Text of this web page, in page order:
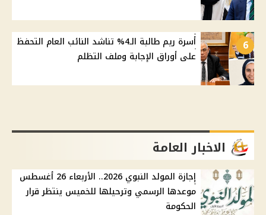
6
أسرة ريم طالبة الـ4% تناشد النائب العام التحفظ
على أوراق الإجابة وملف التظلم
الاخبار العامة
إجازة المولد النبوي 2026.. الأربعاء 26 أغسطس
موعدها الرسمي وترحيلها للخميس ينتظر قرار
الحكومة